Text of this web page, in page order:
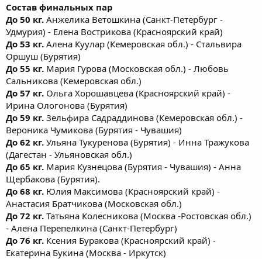
Состав финальных пар
До 50 кг. Анжелика Ветошкина (Санкт-Петербург -
Удмурия) - Елена Вострикова (Красноярский край)
До 53 кг. Алена Куулар (Кемеровская обл.) - Стальвира
Оршуш (Бурятия)
До 55 кг. Мария Гурова (Московская обл.) - Любовь
Сальникова (Кемеровская обл.)
До 57 кг. Ольга Хорошавцева (Красноярский край) -
Ирина Ологонова (Бурятия)
До 59 кг. Зельфира Садраддинова (Кемеровская обл.) -
Вероника Чумикова (Бурятия - Чувашия)
До 62 кг. Ульяна Тукуренова (Бурятия) - Инна Тражукова
(Дагестан - Ульяновская обл.)
До 65 кг. Мария Кузнецова (Бурятия - Чувашия) - Анна
Щербакова (Бурятия).
До 68 кг. Юлия Максимова (Красноярский край) -
Анастасия Братчикова (Московская обл.)
До 72 кг. Татьяна Колесникова (Москва -Ростовская обл.)
- Алена Перепелкина (Санкт-Петербург)
До 76 кг. Ксения Буракова (Красноярский край) -
Екатерина Букина (Москва - Иркутск)